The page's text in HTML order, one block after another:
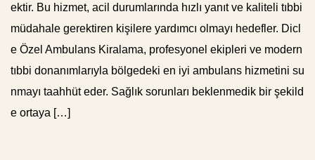
ektir. Bu hizmet, acil durumlarında hızlı yanıt ve kaliteli tıbbi
müdahale gerektiren kişilere yardımcı olmayı hedefler. Dicl
e Özel Ambulans Kiralama, profesyonel ekipleri ve modern
tıbbi donanımlarıyla bölgedeki en iyi ambulans hizmetini su
nmayı taahhüt eder. Sağlık sorunları beklenmedik bir şekild
e ortaya […]